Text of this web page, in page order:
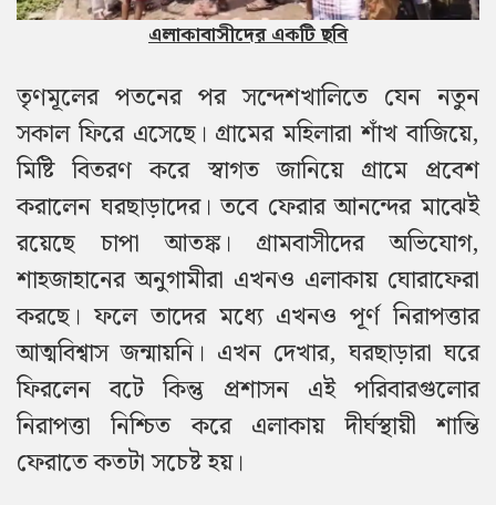
এলাকাবাসীদের একটি ছবি
তৃণমূলের পতনের পর সন্দেশখালিতে যেন নতুন
সকাল ফিরে এসেছে। গ্রামের মহিলারা শাঁখ বাজিয়ে,
মিষ্টি বিতরণ করে স্বাগত জানিয়ে গ্রামে প্রবেশ
করালেন ঘরছাড়াদের। তবে ফেরার আনন্দের মাঝেই
রয়েছে চাপা আতঙ্ক। গ্রামবাসীদের অভিযোগ,
শাহজাহানের অনুগামীরা এখনও এলাকায় ঘোরাফেরা
করছে। ফলে তাদের মধ্যে এখনও পূর্ণ নিরাপত্তার
আত্মবিশ্বাস জন্মায়নি। এখন দেখার, ঘরছাড়ারা ঘরে
ফিরলেন বটে কিন্তু প্রশাসন এই পরিবারগুলোর
নিরাপত্তা নিশ্চিত করে এলাকায় দীর্ঘস্থায়ী শান্তি
ফেরাতে কতটা সচেষ্ট হয়।